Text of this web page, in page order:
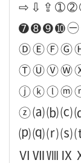
➐➑➒➓㊀